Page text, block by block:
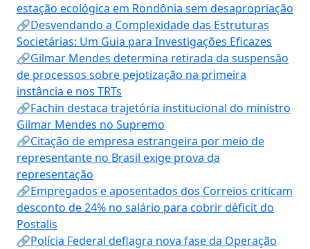
estação ecológica em Rondônia sem desapropriação
🔗Desvendando a Complexidade das Estruturas
Societárias: Um Guia para Investigações Eficazes
🔗Gilmar Mendes determina retirada da suspensão
de processos sobre pejotização na primeira
instância e nos TRTs
🔗Fachin destaca trajetória institucional do ministro
Gilmar Mendes no Supremo
🔗Citação de empresa estrangeira por meio de
representante no Brasil exige prova da
representação
🔗Empregados e aposentados dos Correios criticam
desconto de 24% no salário para cobrir déficit do
Postalis
🔗Polícia Federal deflagra nova fase da Operação